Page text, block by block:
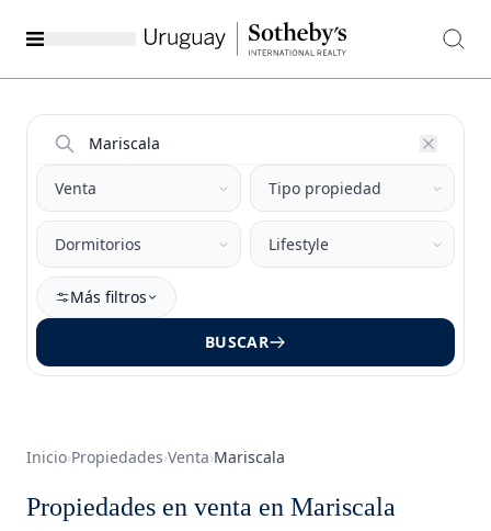
Más filtros
BUSCAR
Inicio›Propiedades›Venta›Mariscala
Propiedades en venta en Mariscala